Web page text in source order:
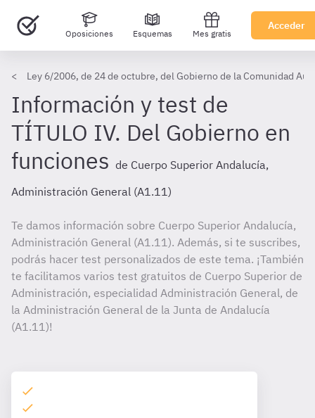
Oposiciones Esquemas Mes gratis
Acceder
Ley 6/2006, de 24 de octubre, del Gobierno de la Comunidad
Información y test de
TÍTULO IV. Del Gobierno en
funciones de Cuerpo Superior Andalucía,
Administración General (A1.11)
Te damos información sobre Cuerpo Superior Andalucía,
Administración General (A1.11). Además, si te suscribes,
podrás hacer test personalizados de este tema. ¡También
te facilitamos varios test gratuitos de Cuerpo Superior de
Administración, especialidad Administración General, de
la Administración General de la Junta de Andalucía
(A1.11)!